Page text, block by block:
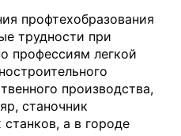
профтехобразования
трудности при
профессиям легкой
производства,
станочник
а в городе